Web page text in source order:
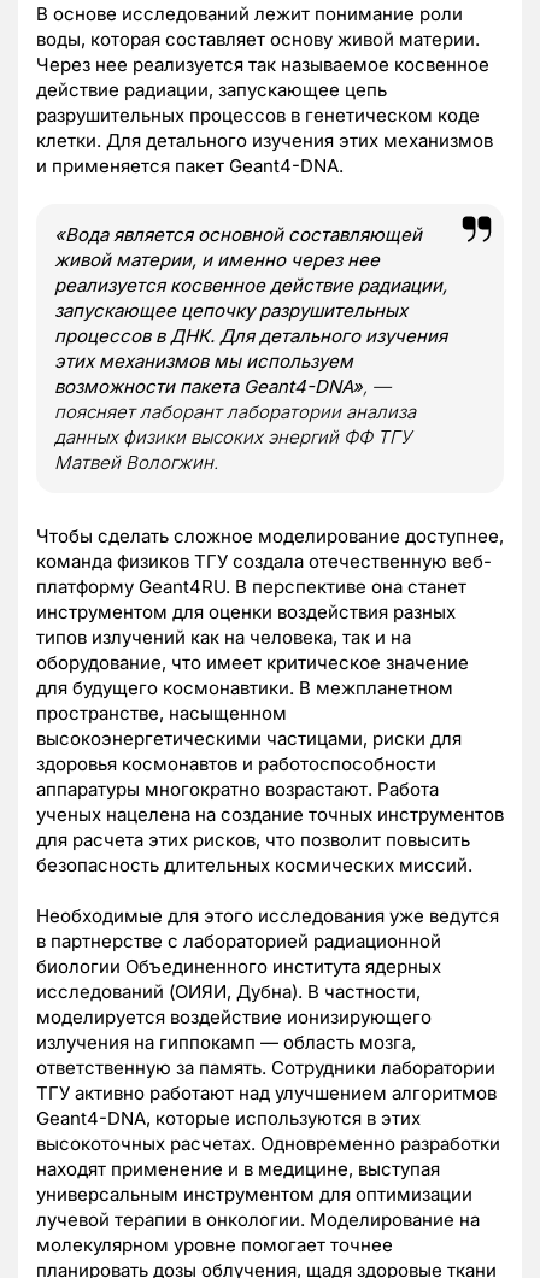
В основе исследований лежит понимание роли
воды, которая составляет основу живой материи.
Через нее реализуется так называемое косвенное
действие радиации, запускающее цепь
разрушительных процессов в генетическом коде
клетки. Для детального изучения этих механизмов
и применяется пакет Geant4-DNA.
«Вода является основной составляющей
живой материи, и именно через нее
реализуется косвенное действие радиации,
запускающее цепочку разрушительных
процессов в ДНК. Для детального изучения
этих механизмов мы используем
возможности пакета Geant4-DNA», —
поясняет лаборант лаборатории анализа
данных физики высоких энергий ФФ ТГУ
Матвей Вологжин.
Чтобы сделать сложное моделирование доступнее,
команда физиков ТГУ создала отечественную веб-
платформу Geant4RU. В перспективе она станет
инструментом для оценки воздействия разных
типов излучений как на человека, так и на
оборудование, что имеет критическое значение
для будущего космонавтики. В межпланетном
пространстве, насыщенном
высокоэнергетическими частицами, риски для
здоровья космонавтов и работоспособности
аппаратуры многократно возрастают. Работа
ученых нацелена на создание точных инструментов
для расчета этих рисков, что позволит повысить
безопасность длительных космических миссий.
Необходимые для этого исследования уже ведутся
в партнерстве с лабораторией радиационной
биологии Объединенного института ядерных
исследований (ОИЯИ, Дубна). В частности,
моделируется воздействие ионизирующего
излучения на гиппокамп — область мозга,
ответственную за память. Сотрудники лаборатории
ТГУ активно работают над улучшением алгоритмов
Geant4-DNA, которые используются в этих
высокоточных расчетах. Одновременно разработки
находят применение и в медицине, выступая
универсальным инструментом для оптимизации
лучевой терапии в онкологии. Моделирование на
молекулярном уровне помогает точнее
планировать дозы облучения, щадя здоровые ткани